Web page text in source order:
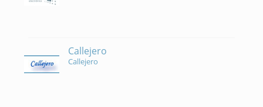
Callejero
Callejero